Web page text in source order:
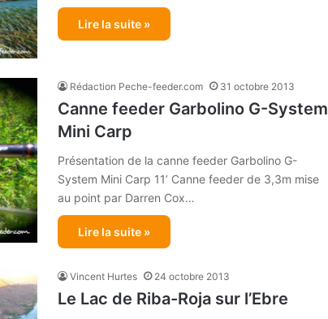
Lire la suite »
Rédaction Peche-feeder.com 31 octobre 2013
Canne feeder Garbolino G-System
Mini Carp
Présentation de la canne feeder Garbolino G-
System Mini Carp 11’ Canne feeder de 3,3m mise
au point par Darren Cox…
Lire la suite »
Vincent Hurtes 24 octobre 2013
Le Lac de Riba-Roja sur l’Ebre